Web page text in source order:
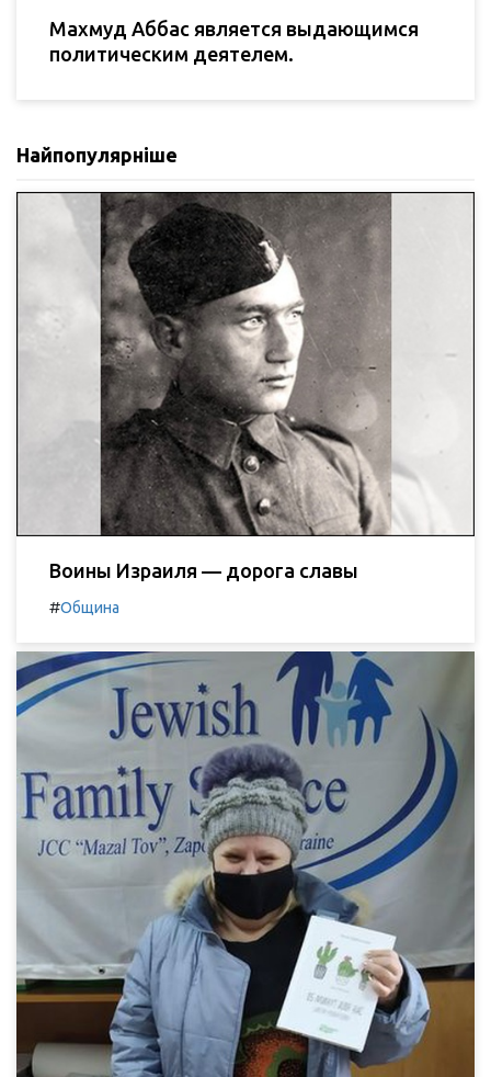
Махмуд Аббас является выдающимся
политическим деятелем.
Найпопулярніше
Воины Израиля — дорога славы
#Община